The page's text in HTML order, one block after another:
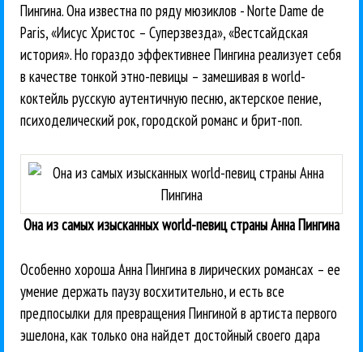
Пингина. Она известна по ряду мюзиклов - Norte Dame de
Paris, «Иисус Христос – Суперзвезда», «Вестсайдская
история». Но гораздо эффективнее Пингина реализует себя
в качестве тонкой этно-певицы – замешивая в world-
коктейль русскую аутентичную песню, актерское пение,
психоделический рок, городской романс и брит-поп.
Она из самых изысканных world-певиц страны Анна Пингина
Особенно хороша Анна Пингина в лирических романсах – ее
умение держать паузу восхитительно, и есть все
предпосылки для превращения Пингиной в артиста первого
эшелона, как только она найдет достойный своего дара